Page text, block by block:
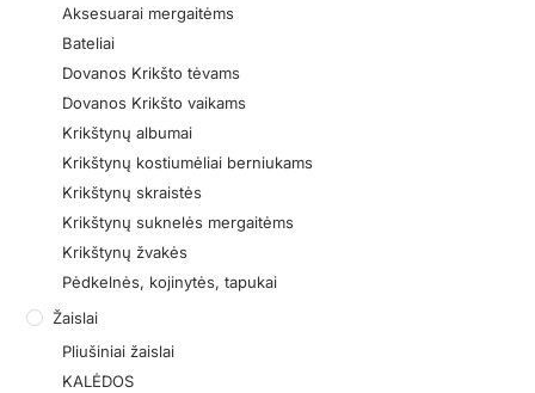
Aksesuarai mergaitėms
Bateliai
Dovanos Krikšto tėvams
Dovanos Krikšto vaikams
Krikštynų albumai
Krikštynų kostiumėliai berniukams
Krikštynų skraistės
Krikštynų suknelės mergaitėms
Krikštynų žvakės
Pėdkelnės, kojinytės, tapukai
Žaislai
Pliušiniai žaislai
KALĖDOS